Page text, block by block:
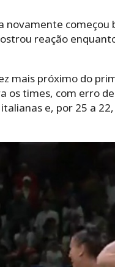
novamente
reação
mais próximo do
times, com erro
e, por 25 a